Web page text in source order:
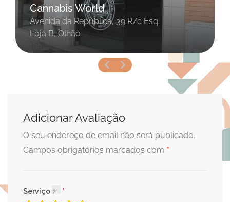
39 R/c Esq.
Espaço Feminino
Praça Patrão Joaquim
Adicionar Avaliação
O seu endereço de email não será publicado.
Campos obrigatórios marcados com *
Serviço